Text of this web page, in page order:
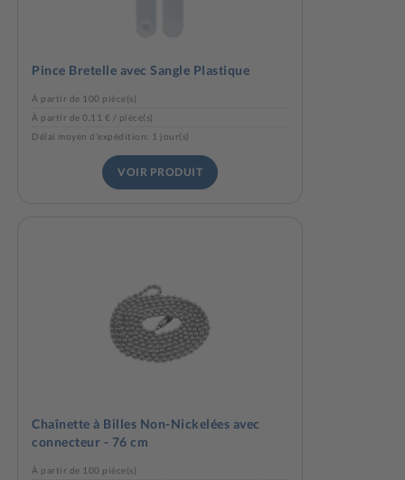
Pince Bretelle avec Sangle Plastique
À partir de 100 pièce(s)
À partir de 0,11 € / pièce(s)
Délai moyen d'expédition: 1 jour(s)
VOIR PRODUIT
Chaînette à Billes Non-Nickelées avec
connecteur - 76 cm
À partir de 100 pièce(s)